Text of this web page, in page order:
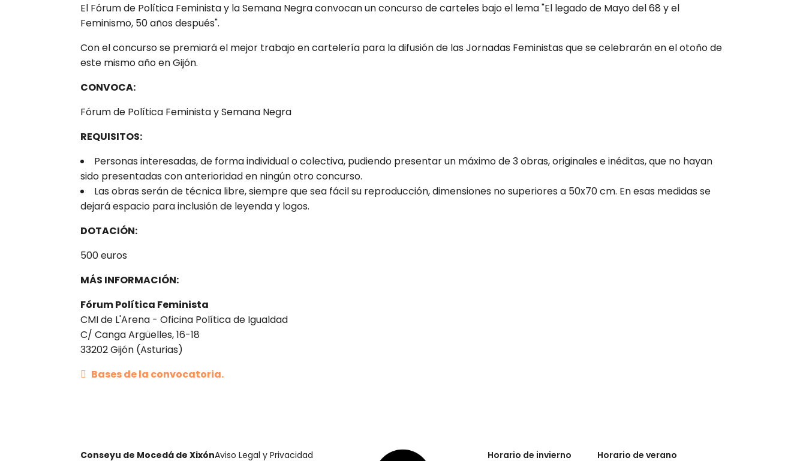
El Fórum de Política Feminista y la Semana Negra convocan un concurso de carteles bajo el lema "El legado de Mayo del 68 y el
Feminismo, 50 años después".
Con el concurso se premiará el mejor trabajo en cartelería para la difusión de las Jornadas Feministas que se celebrarán en el otoño de
este mismo año en Gijón.
CONVOCA:
Fórum de Política Feminista y Semana Negra
REQUISITOS:
Personas interesadas, de forma individual o colectiva, pudiendo presentar un máximo de 3 obras, originales e inéditas, que no hayan
sido presentadas con anterioridad en ningún otro concurso.
Las obras serán de técnica libre, siempre que sea fácil su reproducción, dimensiones no superiores a 50x70 cm. En esas medidas se
dejará espacio para inclusión de leyenda y logos.
DOTACIÓN:
500 euros
MÁS INFORMACIÓN:
Fórum Política Feminista
CMI de L'Arena - Oficina Política de Igualdad
C/ Canga Argüelles, 16-18
33202 Gijón (Asturias)
Bases de la convocatoria.
Conseyu de Mocedá de XixónAviso Legal y Privacidad Horario de invierno Horario de verano